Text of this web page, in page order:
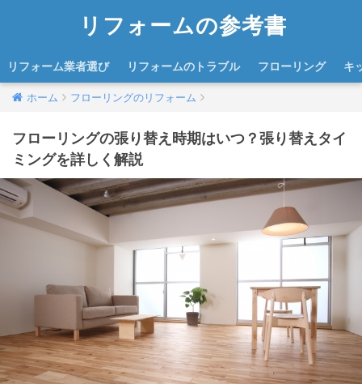
リフォームの参考書
リフォーム業者選び リフォームのトラブル フローリング キ
ホーム フローリングのリフォーム
フローリングの張り替え時期はいつ？張り替えタイ
ミングを詳しく解説